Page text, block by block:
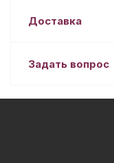
Доставка
Задать вопрос